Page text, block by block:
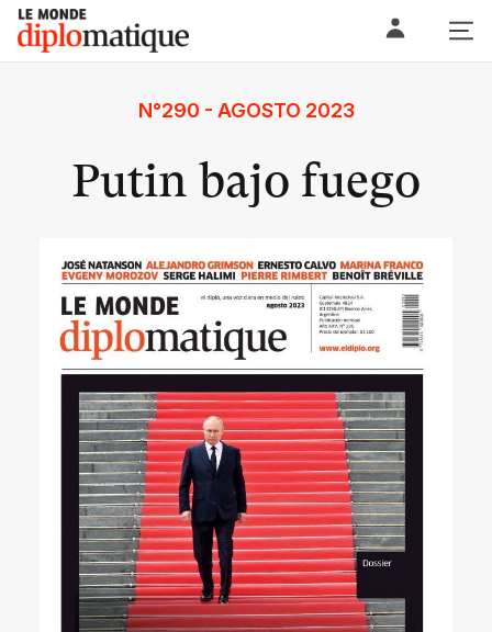
Skip
content
Le monde diplomatique
N°290 - AGOSTO 2023
Putin bajo fuego